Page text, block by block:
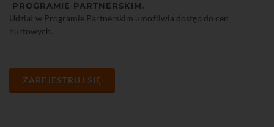
PROGRAMIE PARTNERSKIM.
Udział w Programie Partnerskim umożliwia dostęp do cen
hurtowych.
ZAREJESTRUJ SIĘ